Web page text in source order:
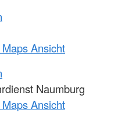
Ansicht
Naumburg
Ansicht